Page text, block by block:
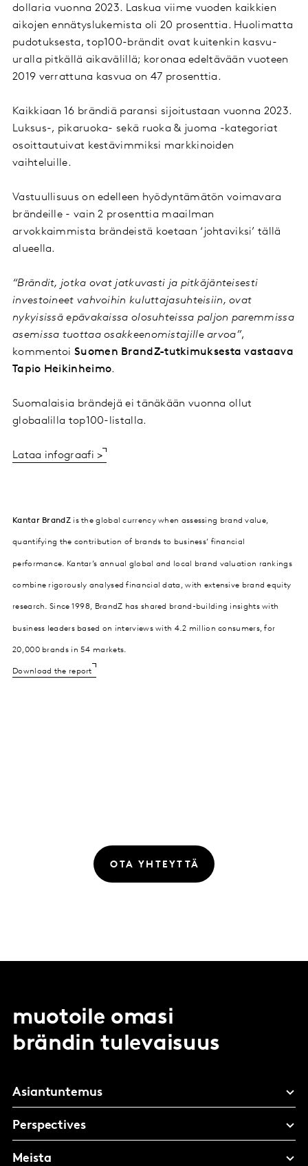
dollaria vuonna 2023. Laskua viime vuoden kaikkien
aikojen ennätyslukemista oli 20 prosenttia. Huolimatta
pudotuksesta, top100-brändit ovat kuitenkin kasvu-
uralla pitkällä aikavälillä; koronaa edeltävään vuoteen
2019 verrattuna kasvua on 47 prosenttia.
Kaikkiaan 16 brändiä paransi sijoitustaan vuonna 2023.
Luksus-, pikaruoka- sekä ruoka & juoma -kategoriat
osoittautuivat kestävimmiksi markkinoiden
vaihteluille.
Vastuullisuus on edelleen hyödyntämätön voimavara
brändeille - vain 2 prosenttia maailman
arvokkaimmista brändeistä koetaan ‘johtaviksi’ tällä
alueella.
“Brändit, jotka ovat jatkuvasti ja pitkäjänteisesti
investoineet vahvoihin kuluttajasuhteisiin, ovat
nykyisissä epävakaissa olosuhteissa paljon paremmissa
asemissa tuottaa osakkeenomistajille arvoa”,
kommentoiSuomen BrandZ-tutkimuksesta vastaava
Tapio Heikinheimo.
Suomalaisia brändejä ei tänäkään vuonna ollut
globaalilla top100-listalla.
Lataa infograafi >
Kantar BrandZis the global currency when assessing brand value,
quantifying the contribution of brands to business’ financial
performance. Kantar’s annual global and local brand valuation rankings
combine rigorously analysed financial data, with extensive brand equity
research. Since 1998, BrandZ has shared brand-building insights with
business leaders based on interviews with 4.2 million consumers, for
20,000 brands in 54 markets.
Download the report
OTA YHTEYTTÄ
muotoile omasi
brändin tulevaisuus
Asiantuntemus
Perspectives
Meista